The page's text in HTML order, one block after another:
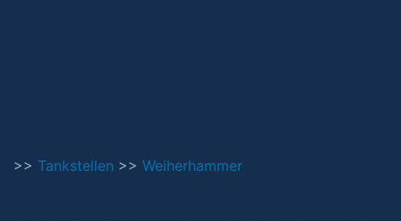
>> Tankstellen >> Weiherhammer